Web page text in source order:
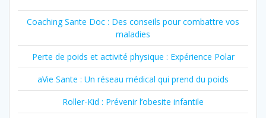
Coaching Sante Doc : Des conseils pour combattre vos
maladies
Perte de poids et activité physique : Expérience Polar
aVie Sante : Un réseau médical qui prend du poids
Roller-Kid : Prévenir l’obesite infantile